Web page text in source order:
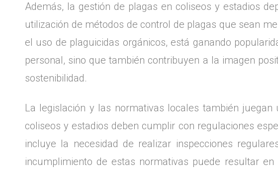
Además, la gestión de plagas en coliseos y estadios
utilización de métodos de control de plagas que sean
el uso de plaguicidas orgánicos, está ganando
personal, sino que también contribuyen a la imagen
sostenibilidad.
La legislación y las normativas locales también
coliseos y estadios deben cumplir con regulaciones
incluye la necesidad de realizar inspecciones
incumplimiento de estas normativas puede resultar